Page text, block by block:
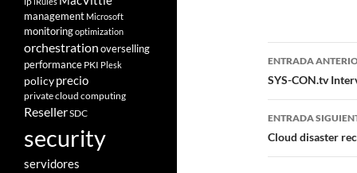
de
entradas
ENTRADA
SYS-CON.tv
ENTRADA
Cloud disaster
management Microsoft
monitoringoptimization
orchestrationoverselling
performance PKI Plesk
policyprecio
private cloud computing
ResellerSDC
security
servidores